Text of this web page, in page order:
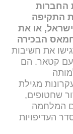
15 המדינות החברות
התקיפה
או את
הבכירה
את חשיבות
עם קטאר. הם
מגילת
שחטופים,
המלחמה
העדיפויות